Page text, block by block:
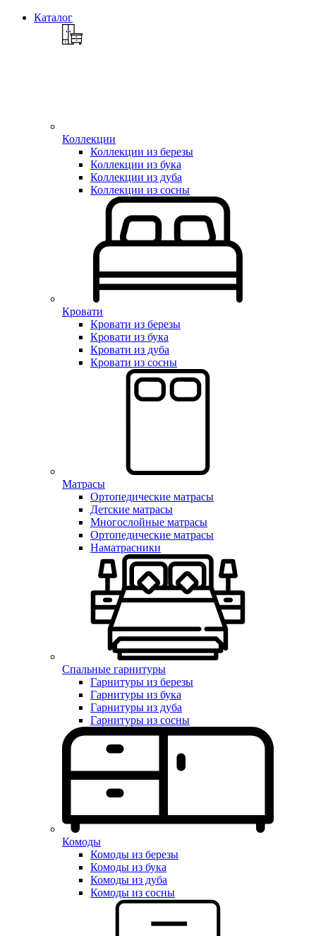
Каталог
Коллекции
Коллекции из березы
Коллекции из бука
Коллекции из дуба
Коллекции из сосны
Кровати
Кровати из березы
Кровати из бука
Кровати из дуба
Кровати из сосны
Матрасы
Ортопедические матрасы
Детские матрасы
Многослойные матрасы
Ортопедические матрасы
Наматрасники
Спальные гарнитуры
Гарнитуры из березы
Гарнитуры из бука
Гарнитуры из дуба
Гарнитуры из сосны
Комоды
Комоды из березы
Комоды из бука
Комоды из дуба
Комоды из сосны